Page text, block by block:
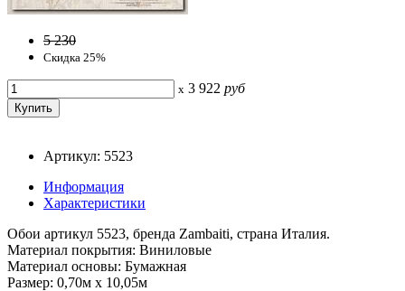
5 230
Скидка 25%
x 3 922 руб
Артикул: 5523
Информация
Характеристики
Обои артикул 5523, бренда Zambaiti, страна Италия.
Материал покрытия: Виниловые
Материал основы: Бумажная
Размер: 0,70м x 10,05м